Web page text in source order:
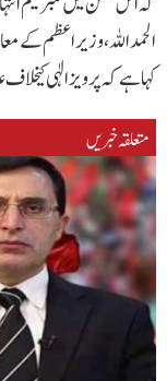
الحمد اللہ،وزیراعظم کے
کہا ہے کہ پرویز الٰہی
متعلقہ خبریں